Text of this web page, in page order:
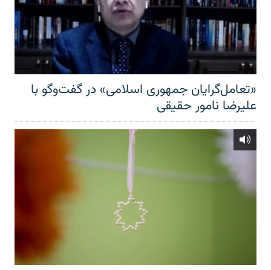
«تعامل‌گرایان جمهوری اسلامی» در گفت‌وگو با
علیرضا نامور حقیقی